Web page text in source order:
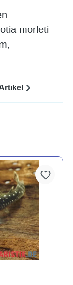
morleti